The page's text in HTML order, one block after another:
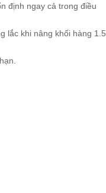
định ngay cả trong điều
lắc khi nâng khối hàng 1.5